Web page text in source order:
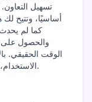
تسهيل
أساسيًا، وتتيح لك
كما لم
والحصول
الوقت الحقيقي.
الاستخدام، ستبدأ موسيقاك في الانتشار في وقت قصير.